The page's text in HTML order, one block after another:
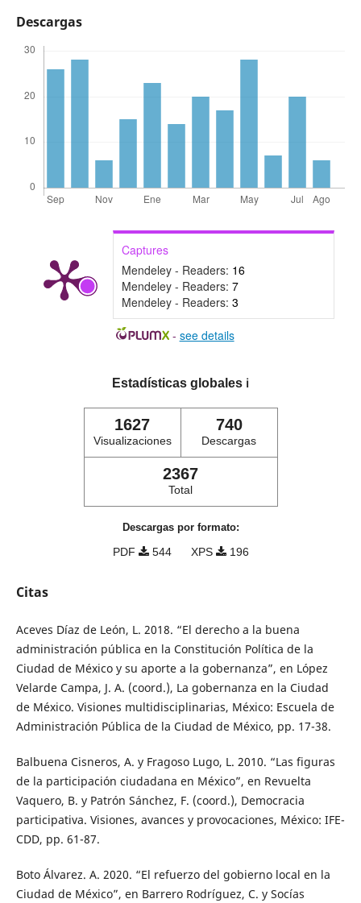
Descargas
Captures
Mendeley - Readers: 16
Mendeley - Readers: 7
Mendeley - Readers: 3
- see details
Estadísticas globales ℹ️
1627
Visualizaciones
740
Descargas
2367
Total
Descargas por formato:
PDF 544 XPS 196
Citas
Aceves Díaz de León, L. 2018. “El derecho a la buena
administración pública en la Constitución Política de la
Ciudad de México y su aporte a la gobernanza”, en López
Velarde Campa, J. A. (coord.), La gobernanza en la Ciudad
de México. Visiones multidisciplinarias, México: Escuela de
Administración Pública de la Ciudad de México, pp. 17-38.
Balbuena Cisneros, A. y Fragoso Lugo, L. 2010. “Las figuras
de la participación ciudadana en México”, en Revuelta
Vaquero, B. y Patrón Sánchez, F. (coord.), Democracia
participativa. Visiones, avances y provocaciones, México: IFE-
CDD, pp. 61-87.
Boto Álvarez. A. 2020. “El refuerzo del gobierno local en la
Ciudad de México”, en Barrero Rodríguez, C. y Socías